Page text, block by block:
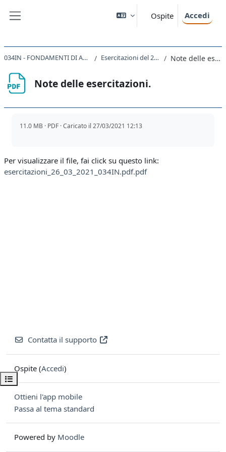
Ospite Accedi
Apri indice del corso
034IN - FONDAMENTI DI AUTOMATICA 2020 Esercitazioni del 26 marzo 2021 Note delle esercitazioni.
Note delle esercitazioni.
11.0 MB · PDF · Caricato il 27/03/2021 12:13
Per visualizzare il file, fai click su questo link:
esercitazioni_26_03_2021_034IN.pdf.pdf
Contatta il supporto
Ospite (Accedi)
Ottieni l'app mobile
Passa al tema standard
Powered by Moodle